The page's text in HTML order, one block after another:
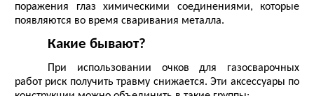
поражения глаз химическими соединениями, которые
появляются во время сваривания металла.
Какие бывают?
При использовании очков для газосварочных
работ риск получить травму снижается. Эти аксессуары по